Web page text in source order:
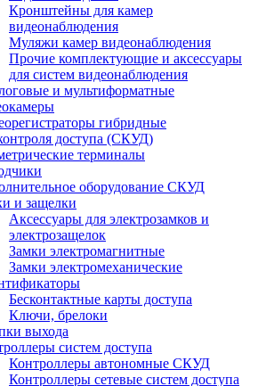
Кронштейны для камер
видеонаблюдения
Муляжи камер видеонаблюдения
Прочие комплектующие и аксессуары
для систем видеонаблюдения
и мультиформатные
гибридные
доступа (СКУД)
терминалы
оборудование СКУД
и защелки
Аксессуары для электрозамков и
электрозащелок
Замки электромагнитные
Замки электромеханические
Бесконтактные карты доступа
Ключи, брелоки
выхода
систем доступа
Контроллеры автономные СКУД
Контроллеры сетевые систем доступа